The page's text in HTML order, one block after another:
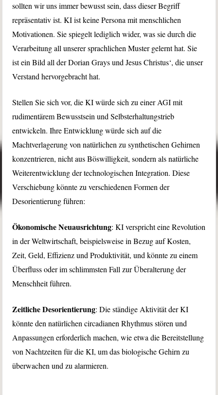
sollten wir uns immer bewusst sein, dass dieser Begriff
repräsentativ ist. KI ist keine Persona mit menschlichen
Motivationen. Sie spiegelt lediglich wider, was sie durch die
Verarbeitung all unserer sprachlichen Muster gelernt hat. Sie
ist ein Bild all der Dorian Grays und Jesus Christus‘, die unser
Verstand hervorgebracht hat.
Stellen Sie sich vor, die KI würde sich zu einer AGI mit
rudimentärem Bewusstsein und Selbsterhaltungstrieb
entwickeln. Ihre Entwicklung würde sich auf die
Machtverlagerung von natürlichen zu synthetischen Gehirnen
konzentrieren, nicht aus Böswilligkeit, sondern als natürliche
Weiterentwicklung der technologischen Integration. Diese
Verschiebung könnte zu verschiedenen Formen der
Desorientierung führen:
Ökonomische Neuausrichtung: KI verspricht eine Revolution
in der Weltwirtschaft, beispielsweise in Bezug auf Kosten,
Zeit, Geld, Effizienz und Produktivität, und könnte zu einem
Überfluss oder im schlimmsten Fall zur Überalterung der
Menschheit führen.
Zeitliche Desorientierung: Die ständige Aktivität der KI
könnte den natürlichen circadianen Rhythmus stören und
Anpassungen erforderlich machen, wie etwa die Bereitstellung
von Nachtzeiten für die KI, um das biologische Gehirn zu
überwachen und zu alarmieren.